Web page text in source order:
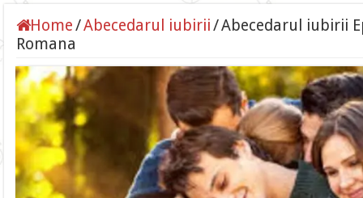
Home/Abecedarul iubirii/Abecedarul iubirii
Romana